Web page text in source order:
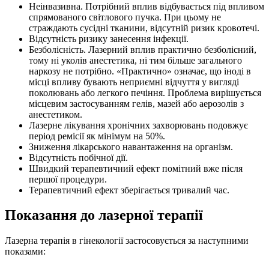
Неінвазивна. Потрібний вплив відбувається під впливом
спрямованого світлового пучка. При цьому не
страждають сусідні тканини, відсутній ризик кровотечі.
Відсутність ризику занесення інфекції.
Безболісність. Лазерний вплив практично безболісний,
тому ні уколів анестетика, ні тим більше загального
наркозу не потрібно. «Практично» означає, що іноді в
місці впливу бувають неприємні відчуття у вигляді
поколювань або легкого печіння. Проблема вирішується
місцевим застосуванням гелів, мазей або аерозолів з
анестетиком.
Лазерне лікування хронічних захворювань подовжує
період ремісії як мінімум на 50%.
Зниження лікарського навантаження на організм.
Відсутність побічної дії.
Швидкий терапевтичний ефект помітний вже після
першої процедури.
Терапевтичний ефект зберігається тривалий час.
Показання до лазерної терапії
Лазерна терапія в гінекології застосовується за наступними
показами: